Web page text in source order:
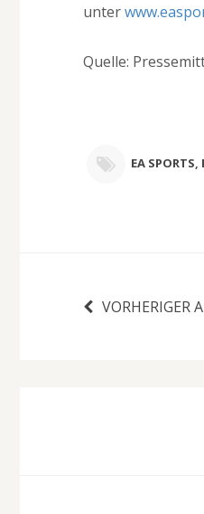
unter
Quelle:
EA SPORTS,
VORHERIGER